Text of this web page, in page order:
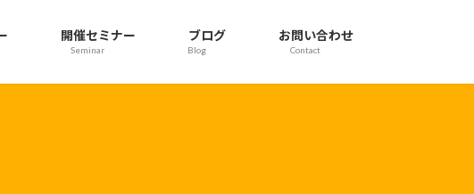
開催セミナー
Seminar
ブログ
Blog
お問い合わせ
Contact